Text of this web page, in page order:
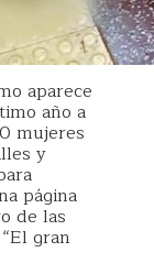
aparece
año a
mujeres
y
página
de las
gran